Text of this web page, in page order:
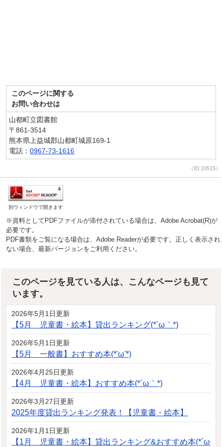
このページに関する
お問い合わせは
山都町立図書館
〒861-3514
熊本県上益城郡山都町城原169-1
電話：0967-73-1616
（ID:10515）
別ウィンドウで開きます
※資料としてPDFファイルが添付されている場合は、Adobe Acrobat(R)が
必要です。
PDF書類をご覧になる場合は、Adobe Readerが必要です。正しく表示され
ない場合、最新バージョンをご利用ください。
このページを見ている人は、こんなページも見て
います。
2026年5月1日更新
【5月 児童書・絵本】貸出ランキング(*´ω｀*)
2026年5月1日更新
【5月 一般書】おすすめ本(*'ω'*)
2026年4月25日更新
【4月 児童書・絵本】おすすめ本(*´ω｀*)
2026年3月27日更新
2025年度貸出ランキング発表！【児童書・絵本】
2026年1月1日更新
【1月 児童書・絵本】貸出ランキング&おすすめ本(*´ω